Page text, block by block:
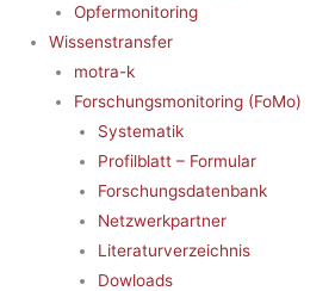
Opfermonitoring
Wissenstransfer
motra-k
Forschungsmonitoring (FoMo)
Systematik
Profilblatt – Formular
Forschungsdatenbank
Netzwerkpartner
Literaturverzeichnis
Dowloads